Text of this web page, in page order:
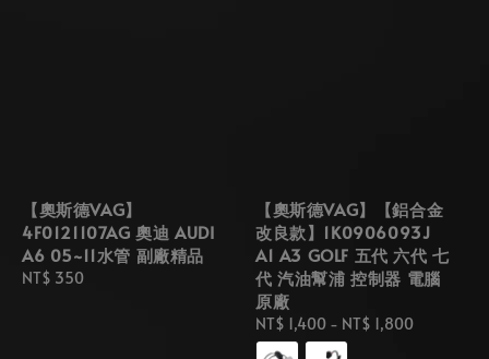
【奧斯德VAG】
4F0121107AG 奧迪 AUDI
A6 05~11水管 副廠精品
Regular
NT$ 350
【奧斯德VAG】【鋁合金
改良款】1K0906093J
A1 A3 GOLF 五代 六代 七
代 汽油幫浦 控制器 電腦
原廠
Regular
price
NT$ 1,400 - NT$ 1,800